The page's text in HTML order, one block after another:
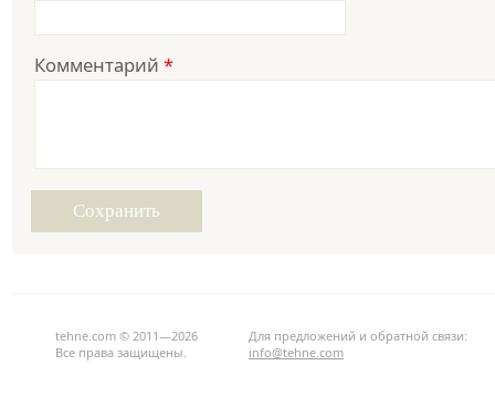
Комментарий *
tehne.com © 2011—2026
Все права защищены.
Для предложений и обратной связи:
info@tehne.com